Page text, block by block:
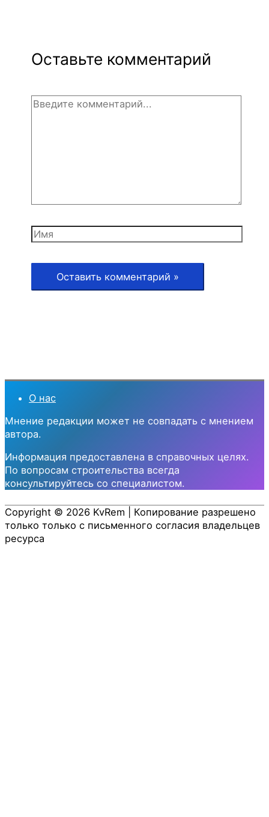
Оставьте комментарий
Введите
Имя
О нас
Мнение редакции может не совпадать с мнением
автора.
Информация предоставлена в справочных целях.
По вопросам строительства всегда
консультируйтесь со специалистом.
Copyright © 2026 KvRem | Копирование разрешено
только только с письменного согласия владельцев
ресурса